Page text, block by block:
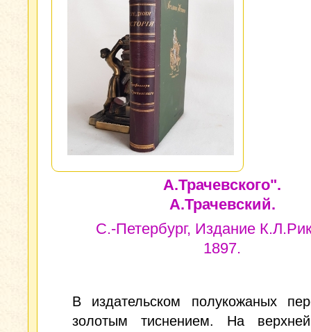
А.Трачевского".
А.Трачевский.
С.-Петербург, Издание
1897.
В издательском полукожаных
золотым тиснением. На